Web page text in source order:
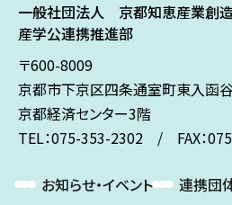
一般社団法人 京都知恵産業創
産学公連携推進部
〒600-8009
京都市下京区四条通室町東入函
京都経済センター3階
TEL：075-353-2302 / FAX：
お知らせ・イベント 連携団